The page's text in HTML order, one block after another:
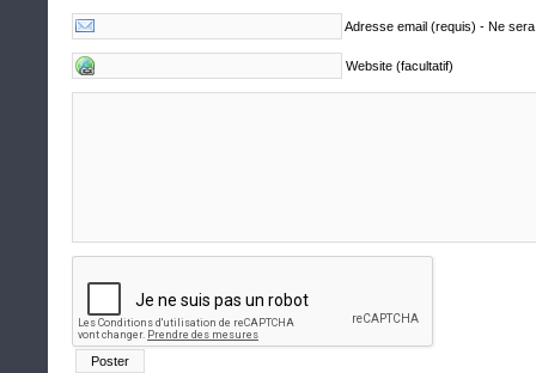
Adresse email (requis) - Ne
Website (facultatif)